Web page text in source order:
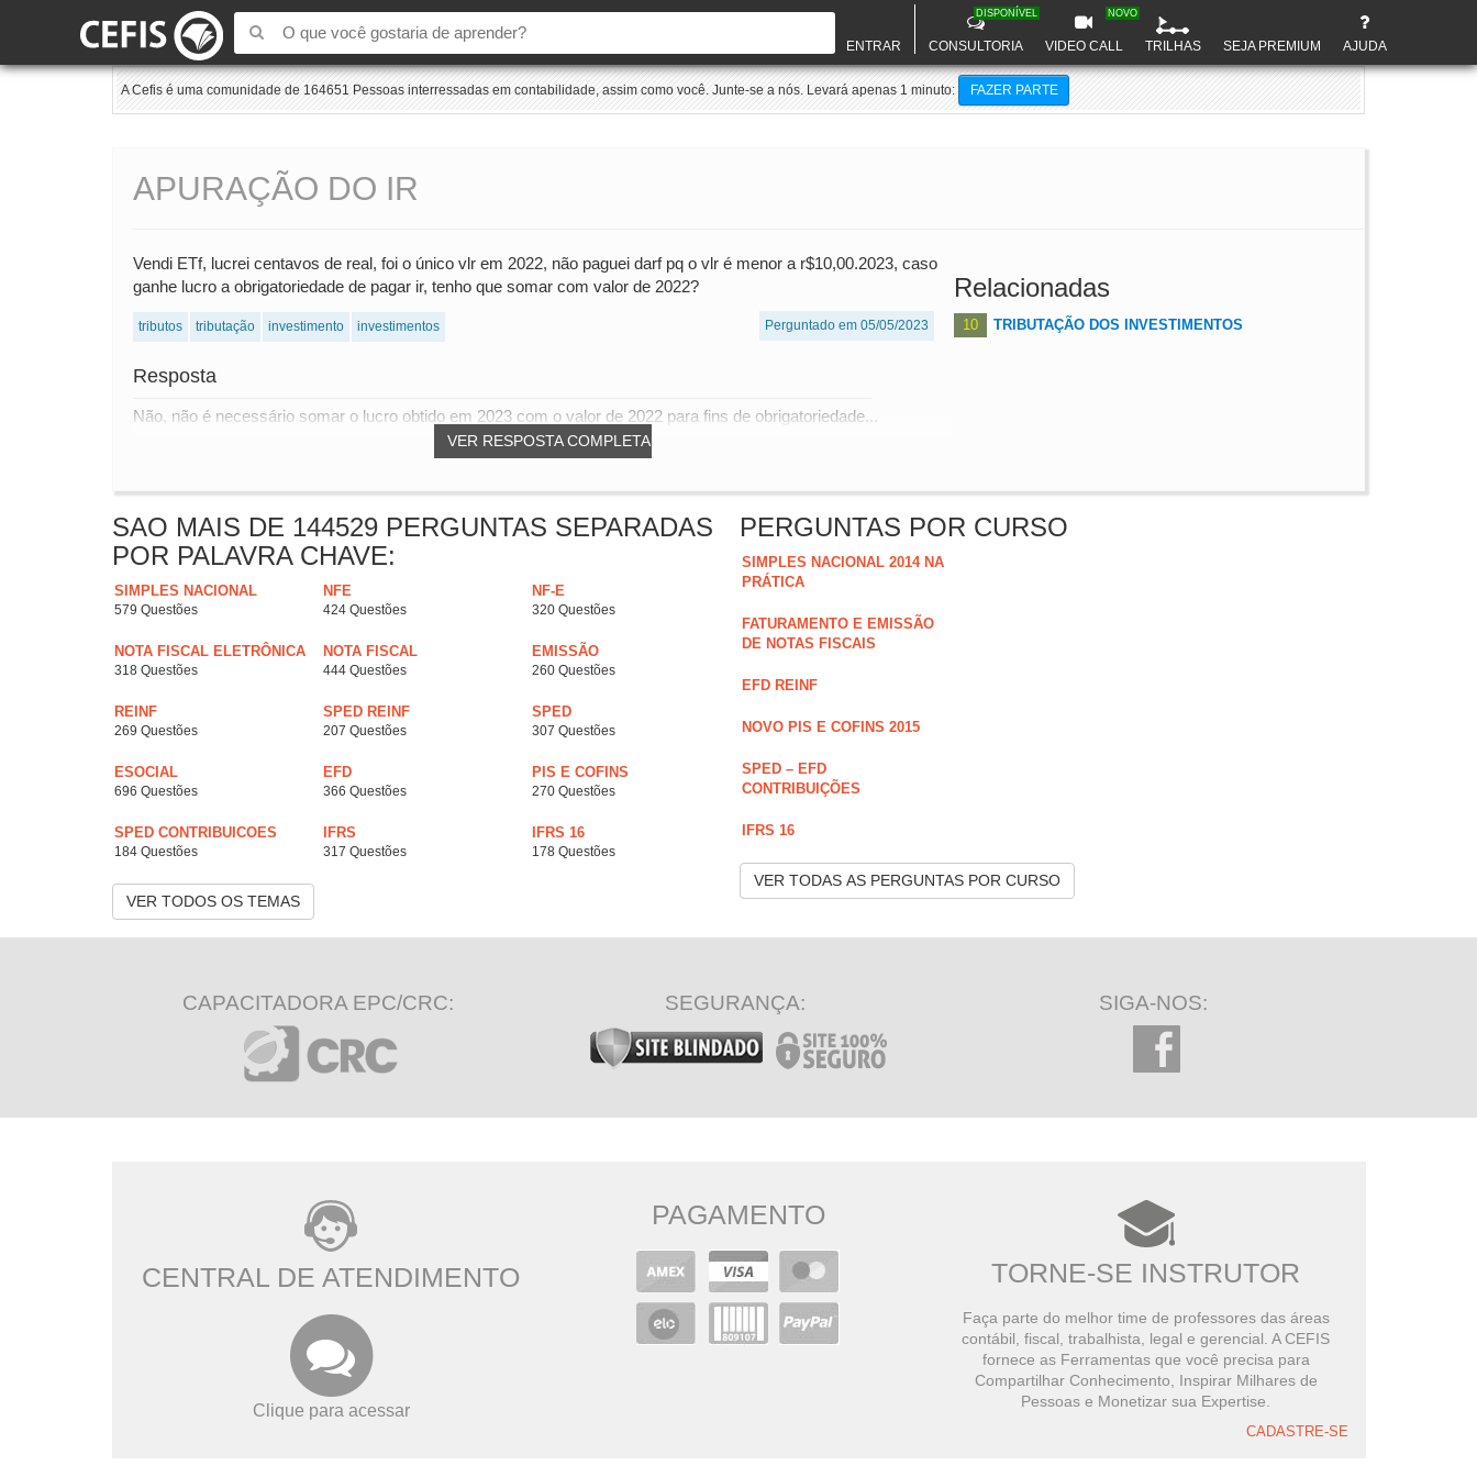
ENTRAR CONSULTORIA
DISPONÍVEL
VIDEO CALL
NOVO
TRILHAS SEJA PREMIUM AJUDA
A Cefis é uma comunidade de 164651 Pessoas interressadas em contabilidade, assim como você. Junte-se a nós. Levará apenas 1 minuto: FAZER PARTE
APURAÇÃO DO IR
Vendi ETf, lucrei centavos de real, foi o único vlr em 2022, não paguei darf pq o vlr é menor a r$10,00.2023, caso
ganhe lucro a obrigatoriedade de pagar ir, tenho que somar com valor de 2022?
tributos tributação investimento investimentos Perguntado em 05/05/2023
Resposta
VER RESPOSTA COMPLETA
Não, não é necessário somar o lucro obtido em 2023 com o valor de 2022 para fins de obrigatoriedade...
Relacionadas
10 TRIBUTAÇÃO DOS INVESTIMENTOS
SAO MAIS DE 144529 PERGUNTAS SEPARADAS
POR PALAVRA CHAVE:
SIMPLES NACIONAL
579 Questões
NFE
424 Questões
NF-E
320 Questões
NOTA FISCAL ELETRÔNICA
318 Questões
NOTA FISCAL
444 Questões
EMISSÃO
260 Questões
REINF
269 Questões
SPED REINF
207 Questões
SPED
307 Questões
ESOCIAL
696 Questões
EFD
366 Questões
PIS E COFINS
270 Questões
SPED CONTRIBUICOES
184 Questões
IFRS
317 Questões
IFRS 16
178 Questões
VER TODOS OS TEMAS
PERGUNTAS POR CURSO
SIMPLES NACIONAL 2014 NA
PRÁTICA
FATURAMENTO E EMISSÃO
DE NOTAS FISCAIS
EFD REINF
NOVO PIS E COFINS 2015
SPED – EFD
CONTRIBUIÇÕES
IFRS 16
VER TODAS AS PERGUNTAS POR CURSO
CAPACITADORA EPC/CRC: SEGURANÇA: SIGA-NOS:
CENTRAL DE ATENDIMENTO
Clique para acessar
PAGAMENTO
TORNE-SE INSTRUTOR
Faça parte do melhor time de professores das áreas
contábil, fiscal, trabalhista, legal e gerencial. A CEFIS
fornece as Ferramentas que você precisa para
Compartilhar Conhecimento, Inspirar Milhares de
Pessoas e Monetizar sua Expertise.
CADASTRE-SE